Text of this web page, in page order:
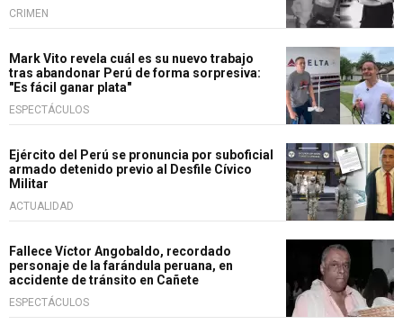
CRIMEN
Mark Vito revela cuál es su nuevo trabajo
tras abandonar Perú de forma sorpresiva:
"Es fácil ganar plata"
ESPECTÁCULOS
Ejército del Perú se pronuncia por suboficial
armado detenido previo al Desfile Cívico
Militar
ACTUALIDAD
Fallece Víctor Angobaldo, recordado
personaje de la farándula peruana, en
accidente de tránsito en Cañete
ESPECTÁCULOS